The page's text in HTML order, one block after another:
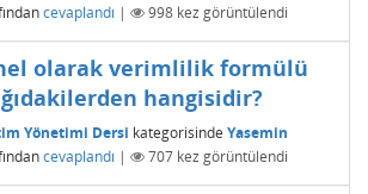
cevaplandı | 998kez görüntülendi
olarak verimlilik formülü
hangisidir?
Yönetimi Dersi kategorisinde Yasemin
cevaplandı | 707kez görüntülendi